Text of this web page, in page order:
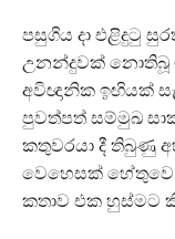
පසුගිය දා එළිදුටු
උනන්දුවක් නොතිබූ
අවිඥානික ඉඟියක්
පුවත්පත් සම්මුඛ
කතුවරයා දී තිබුණු
වෙහෙසක්
කතාව එක හුස්මට